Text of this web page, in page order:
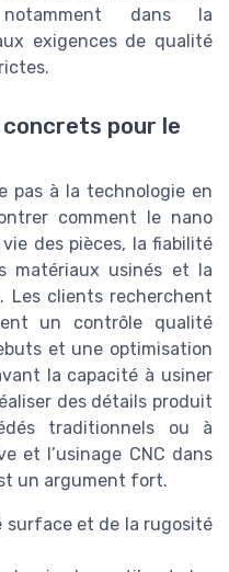
notamment dans la
exigences de qualité
pour le
pas à la technologie en
comment le nano
des pièces, la fiabilité
matériaux usinés et la
Les clients recherchent
un contrôle qualité
et une optimisation
la capacité à usiner
des détails produit
traditionnels ou à
et l’usinage CNC dans
un argument fort.
surface et de la rugosité